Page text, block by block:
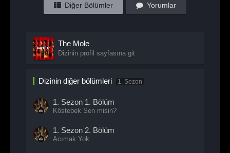
Diğer Bölümler Yorumlar
The Mole
Dizinin profil sayfasına git
Dizinin diğer bölümleri 1. Sezon
1. Sezon 1. Bölüm
Köstebek Sen misin?
1. Sezon 2. Bölüm
Acımak Yok